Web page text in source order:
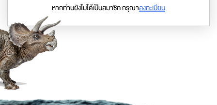
หากท่านยังไม่ได้เป็นสมาชิก กรุณาลงทะเบียน